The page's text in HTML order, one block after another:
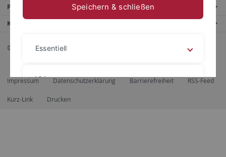
Portale
Kontaktinfo
© 2026 Eberhard Karls Universität Tübingen, Tübingen
Impressum Datenschutzerklärung Barrierefreiheit RSS-Feed
Kurz-Link Drucken
Speichern & schließen
Essentiell
Videos